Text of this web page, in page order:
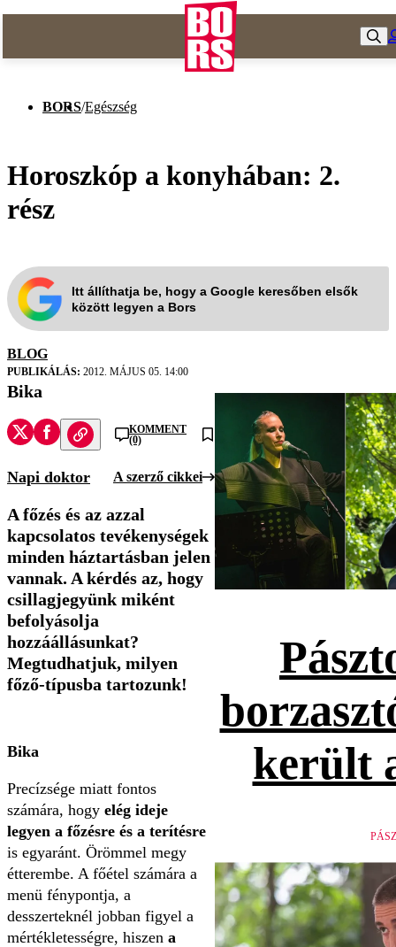
BORS/Egészség
Horoszkóp a konyhában: 2.
rész
Itt állíthatja be, hogy a Google keresőben elsők
között legyen a Bors
BLOG
PUBLIKÁLÁS: 2012. MÁJUS 05. 14:00
Bika
KOMMENT
(0)
Napi doktor A szerző cikkei
A főzés és az azzal
kapcsolatos tevékenységek
minden háztartásban jelen
vannak. A kérdés az, hogy
csillagjegyünk miként
befolyásolja
hozzáállásunkat?
Megtudhatjuk, milyen
főző-típusba tartozunk!
Bika
Precízsége miatt fontos
számára, hogy elég ideje
legyen a főzésre és a terítésre
is egyaránt. Örömmel megy
étterembe. A főétel számára a
menü fénypontja, a
desszerteknél jobban figyel a
mértékletességre, hiszen a
került